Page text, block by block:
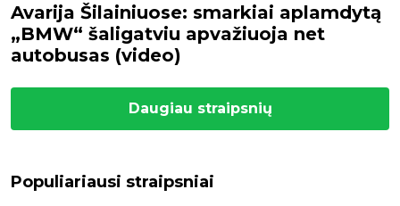
Avarija Šilainiuose: smarkiai aplamdytą
„BMW“ šaligatviu apvažiuoja net
autobusas (video)
Daugiau straipsnių
Populiariausi straipsniai